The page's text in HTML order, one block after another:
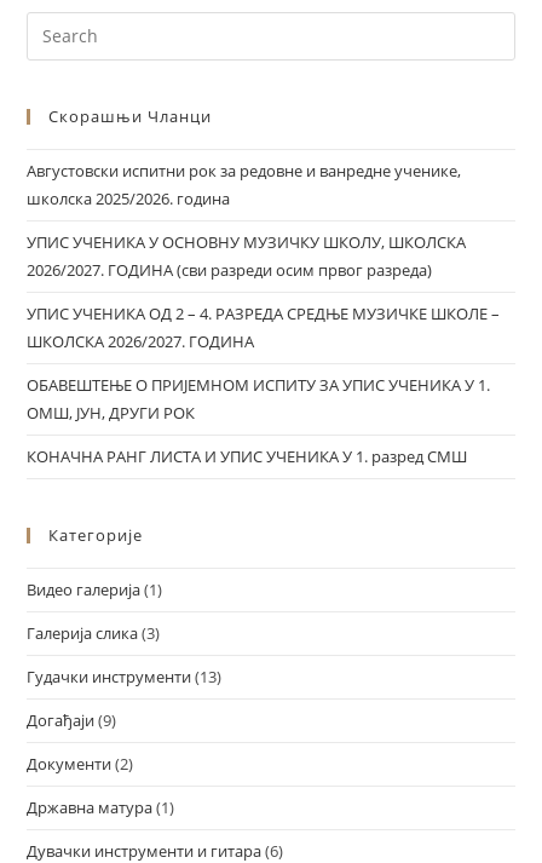
Скорашњи Чланци
Августовски испитни рок за редовне и ванредне ученике,
школска 2025/2026. година
УПИС УЧЕНИКА У ОСНОВНУ МУЗИЧКУ ШКОЛУ, ШКОЛСКА
2026/2027. ГОДИНА (сви разреди осим првог разреда)
УПИС УЧЕНИКА ОД 2 – 4. РАЗРЕДА СРЕДЊЕ МУЗИЧКЕ ШКОЛЕ –
ШКОЛСКА 2026/2027. ГОДИНА
ОБАВЕШТЕЊЕ О ПРИЈЕМНОМ ИСПИТУ ЗА УПИС УЧЕНИКА У 1.
ОМШ, ЈУН, ДРУГИ РОК
КОНАЧНА РАНГ ЛИСТА И УПИС УЧЕНИКА У 1. разред СМШ
Категорије
Видео галерија(1)
Галерија слика(3)
Гудачки инструменти(13)
Догађаји(9)
Документи(2)
Државна матура(1)
Дувачки инструменти и гитара(6)